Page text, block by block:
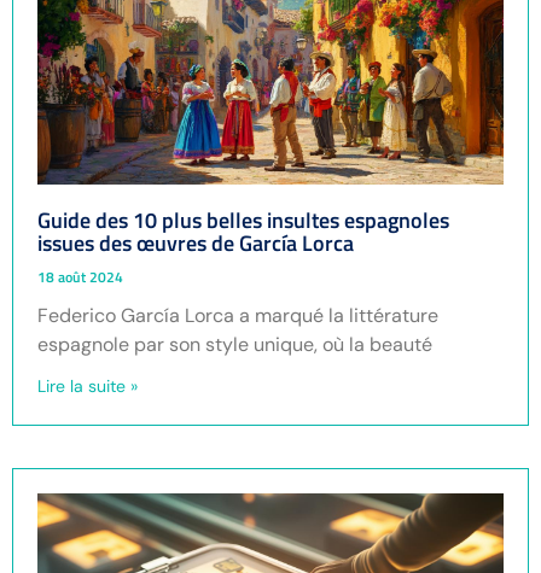
Guide des 10 plus belles insultes espagnoles
issues des œuvres de García Lorca
18 août 2024
Federico García Lorca a marqué la littérature
espagnole par son style unique, où la beauté
Lire la suite »